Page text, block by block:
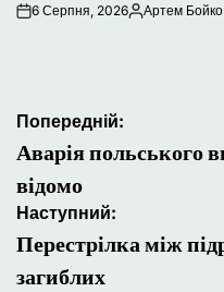
6 Серпня, 2026Опубліковано
Артем Бойко
Навігація
записів
Попередній:
Аварія польського
відомо
Наступний:
Перестрілка між
загиблих